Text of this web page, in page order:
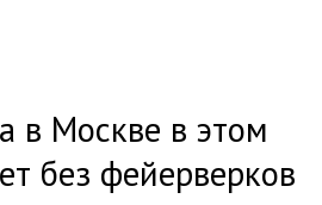
в Москве в этом
без фейерверков